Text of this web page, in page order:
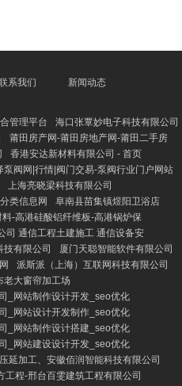
，宛如一团蓬松的云朵，
享可蒙犬的高清图片，让
系我们 新闻动态
管理平台
海口张覃妙电子科技有限公司
莆田房产网-莆田房地产网-莆田二手房
香港安达新材料有限公司 - 首页
泵阀网|行情|阀门交易-泵阀行业门户网站
上海亮晓梁科技有限公司
类信息网
阜南县苗集镇煜阳卫浴店
-高港硅酸铝纤维板-高港锅炉保
司 通信工程土建施工 通信设备安
技有限公司
厦门天聪智能软件有限公司
派斯派（上海）互联网科技有限公司
老大窗帘加工场
_网站制作设计开发_seo优化
_网站设计开发制作_seo优化
_网站制作设计搭建_seo优化
_网站建设设计开发_seo优化
延加工、安徽佰润智能科技有限公司
工程-邢台百雯建筑工程有限公司